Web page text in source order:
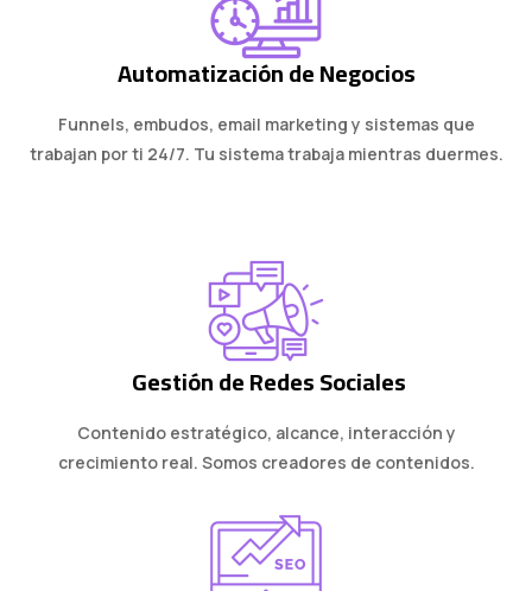
Automatización de Negocios
Funnels, embudos, email marketing y sistemas que
trabajan por ti 24/7. Tu sistema trabaja mientras duermes.
Gestión de Redes Sociales
Contenido estratégico, alcance, interacción y
crecimiento real. Somos creadores de contenidos.